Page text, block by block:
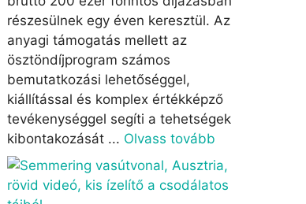
részesülnek egy éven keresztül. Az
anyagi támogatás mellett az
ösztöndíjprogram számos
bemutatkozási lehetőséggel,
kiállítással és komplex értékképző
tevékenységgel segíti a tehetségek
kibontakozását ... Olvass tovább